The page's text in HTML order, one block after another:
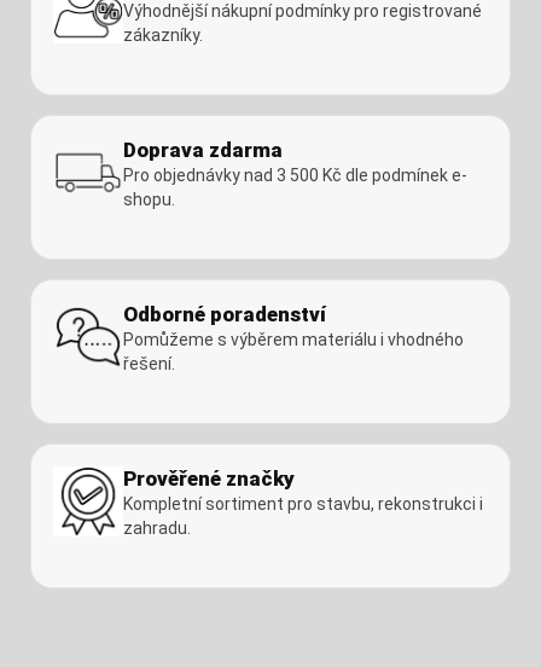
Výhodnější nákupní podmínky pro registrované
zákazníky.
Doprava zdarma
Pro objednávky nad 3 500 Kč dle podmínek e-
shopu.
Odborné poradenství
Pomůžeme s výběrem materiálu i vhodného
řešení.
Prověřené značky
Kompletní sortiment pro stavbu, rekonstrukci i
zahradu.